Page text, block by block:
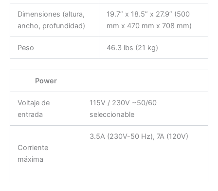
Dimensiones (altura,
ancho, profundidad)
19.7” x 18.5” x 27.9” (500
mm x 470 mm x 708 mm)
Peso 46.3 lbs (21 kg)
Power
Voltaje de
entrada
115V / 230V ~50/60
seleccionable
Corriente
máxima
3.5A (230V-50 Hz), 7A (120V)